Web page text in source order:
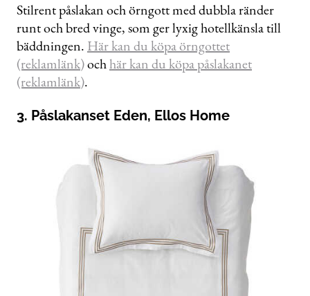
Stilrent påslakan och örngott med dubbla ränder
runt och bred vinge, som ger lyxig hotellkänsla till
bäddningen. Här kan du köpa örngottet
(reklamlänk)ochhär kan du köpa påslakanet
(reklamlänk).
3. Påslakanset Eden, Ellos Home